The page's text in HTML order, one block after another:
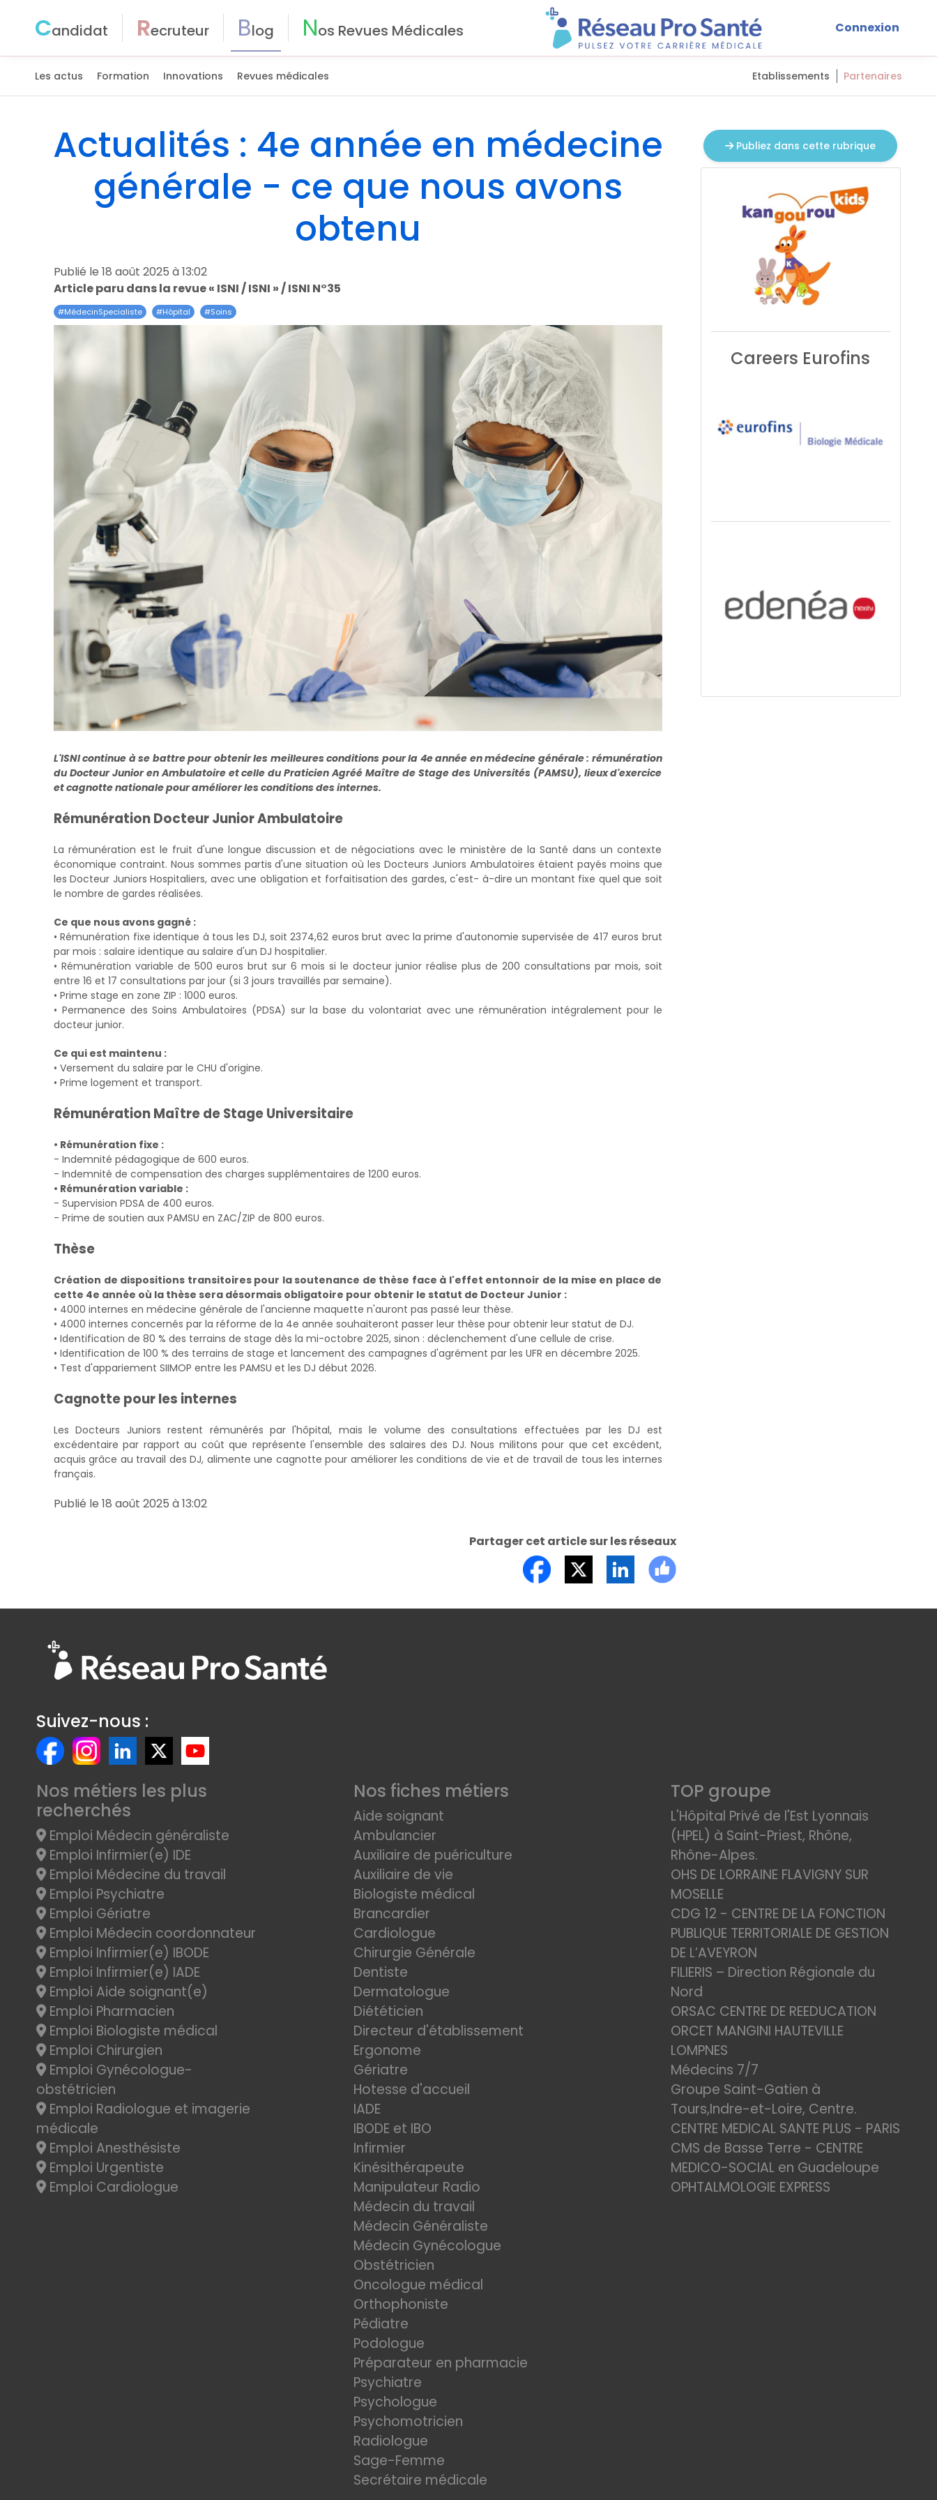
Candidat Recruteur Blog Nos Revues Médicales Connexion
Les actus Formation Innovations Revues médicales Etablissements Partenaires
Actualités : 4e année en médecine
générale - ce que nous avons
obtenu
Publié le 18 août 2025 à 13:02
Article paru dans la revue « ISNI / ISNI » / ISNI N°35
#MédecinSpecialiste #Hôpital #Soins
L'ISNI continue à se battre pour obtenir les meilleures conditions pour la 4e année en médecine générale : rémunération
du Docteur Junior en Ambulatoire et celle du Praticien Agréé Maître de Stage des Universités (PAMSU), lieux d'exercice
et cagnotte nationale pour améliorer les conditions des internes.
Rémunération Docteur Junior Ambulatoire
La rémunération est le fruit d'une longue discussion et de négociations avec le ministère de la Santé dans un contexte
économique contraint. Nous sommes partis d'une situation où les Docteurs Juniors Ambulatoires étaient payés moins que
les Docteur Juniors Hospitaliers, avec une obligation et forfaitisation des gardes, c'est- à-dire un montant fixe quel que soit
le nombre de gardes réalisées.
Ce que nous avons gagné :
• Rémunération fixe identique à tous les DJ, soit 2374,62 euros brut avec la prime d'autonomie supervisée de 417 euros brut
par mois : salaire identique au salaire d'un DJ hospitalier.
• Rémunération variable de 500 euros brut sur 6 mois si le docteur junior réalise plus de 200 consultations par mois, soit
entre 16 et 17 consultations par jour (si 3 jours travaillés par semaine).
• Prime stage en zone ZIP : 1000 euros.
• Permanence des Soins Ambulatoires (PDSA) sur la base du volontariat avec une rémunération intégralement pour le
docteur junior.
Ce qui est maintenu :
• Versement du salaire par le CHU d'origine.
• Prime logement et transport.
Rémunération Maître de Stage Universitaire
• Rémunération fixe :
- Indemnité pédagogique de 600 euros.
- Indemnité de compensation des charges supplémentaires de 1200 euros.
• Rémunération variable :
- Supervision PDSA de 400 euros.
- Prime de soutien aux PAMSU en ZAC/ZIP de 800 euros.
Thèse
Création de dispositions transitoires pour la soutenance de thèse face à l'effet entonnoir de la mise en place de
cette 4e année où la thèse sera désormais obligatoire pour obtenir le statut de Docteur Junior :
• 4000 internes en médecine générale de l'ancienne maquette n'auront pas passé leur thèse.
• 4000 internes concernés par la réforme de la 4e année souhaiteront passer leur thèse pour obtenir leur statut de DJ.
• Identification de 80 % des terrains de stage dès la mi-octobre 2025, sinon : déclenchement d'une cellule de crise.
• Identification de 100 % des terrains de stage et lancement des campagnes d'agrément par les UFR en décembre 2025.
• Test d'appariement SIIMOP entre les PAMSU et les DJ début 2026.
Cagnotte pour les internes
Les Docteurs Juniors restent rémunérés par l'hôpital, mais le volume des consultations effectuées par les DJ est
excédentaire par rapport au coût que représente l'ensemble des salaires des DJ. Nous militons pour que cet excédent,
acquis grâce au travail des DJ, alimente une cagnotte pour améliorer les conditions de vie et de travail de tous les internes
français.
Publié le 18 août 2025 à 13:02
Partager cet article sur les réseaux
Publiez dans cette rubrique
Careers Eurofins
Suivez-nous :
Nos métiers les plus
recherchés
Emploi Médecin généraliste
Emploi Infirmier(e) IDE
Emploi Médecine du travail
Emploi Psychiatre
Emploi Gériatre
Emploi Médecin coordonnateur
Emploi Infirmier(e) IBODE
Emploi Infirmier(e) IADE
Emploi Aide soignant(e)
Emploi Pharmacien
Emploi Biologiste médical
Emploi Chirurgien
Emploi Gynécologue-
obstétricien
Emploi Radiologue et imagerie
médicale
Emploi Anesthésiste
Emploi Urgentiste
Emploi Cardiologue
Nos fiches métiers
Aide soignant
Ambulancier
Auxiliaire de puériculture
Auxiliaire de vie
Biologiste médical
Brancardier
Cardiologue
Chirurgie Générale
Dentiste
Dermatologue
Diététicien
Directeur d'établissement
Ergonome
Gériatre
Hotesse d'accueil
IADE
IBODE et IBO
Infirmier
Kinésithérapeute
Manipulateur Radio
Médecin du travail
Médecin Généraliste
Médecin Gynécologue
Obstétricien
Oncologue médical
Orthophoniste
Pédiatre
Podologue
Préparateur en pharmacie
Psychiatre
Psychologue
Psychomotricien
Radiologue
Sage-Femme
Secrétaire médicale
TOP groupe
L'Hôpital Privé de l'Est Lyonnais
(HPEL) à Saint-Priest, Rhône,
Rhône-Alpes.
OHS DE LORRAINE FLAVIGNY SUR
MOSELLE
CDG 12 - CENTRE DE LA FONCTION
PUBLIQUE TERRITORIALE DE GESTION
DE L’AVEYRON
FILIERIS – Direction Régionale du
Nord
ORSAC CENTRE DE REEDUCATION
ORCET MANGINI HAUTEVILLE
LOMPNES
Médecins 7/7
Groupe Saint-Gatien à
Tours,Indre-et-Loire, Centre.
CENTRE MEDICAL SANTE PLUS - PARIS
CMS de Basse Terre - CENTRE
MEDICO-SOCIAL en Guadeloupe
OPHTALMOLOGIE EXPRESS